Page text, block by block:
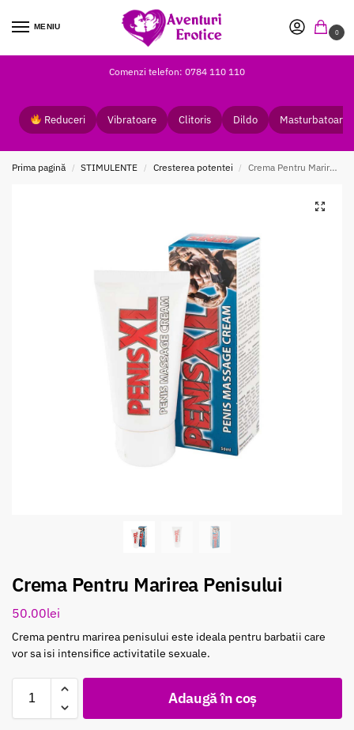
MENIU
0
Comenzi telefon: 0784 110 110
Reduceri Vibratoare Clitoris Dildo Masturbatoare
Prima pagină / STIMULENTE / Cresterea potentei / Crema Pentru Marirea Penisului
Crema Pentru Marirea Penisului
50.00lei
Crema pentru marirea penisului este ideala pentru barbatii care
vor sa isi intensifice activitatile sexuale.
Adaugă în coș